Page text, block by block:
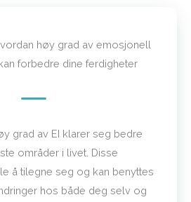
hos klienten
strukturere en sesjon med
for bedring hos
og kjønn
og «borderline»
håndtere klienter som
selvskading
høy grad av emosjonell
forbedre dine ferdigheter
grad av EI klarer seg bedre
områder i livet. Disse
å tilegne seg og kan benyttes
hos både deg selv og